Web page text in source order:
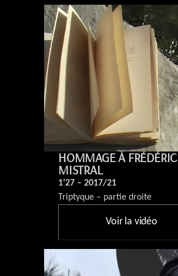
HOMMAGE À FRÉDÉRIC
MISTRAL
1’27 – 2017/21
Triptyque – partie droite
Voir la vidéo